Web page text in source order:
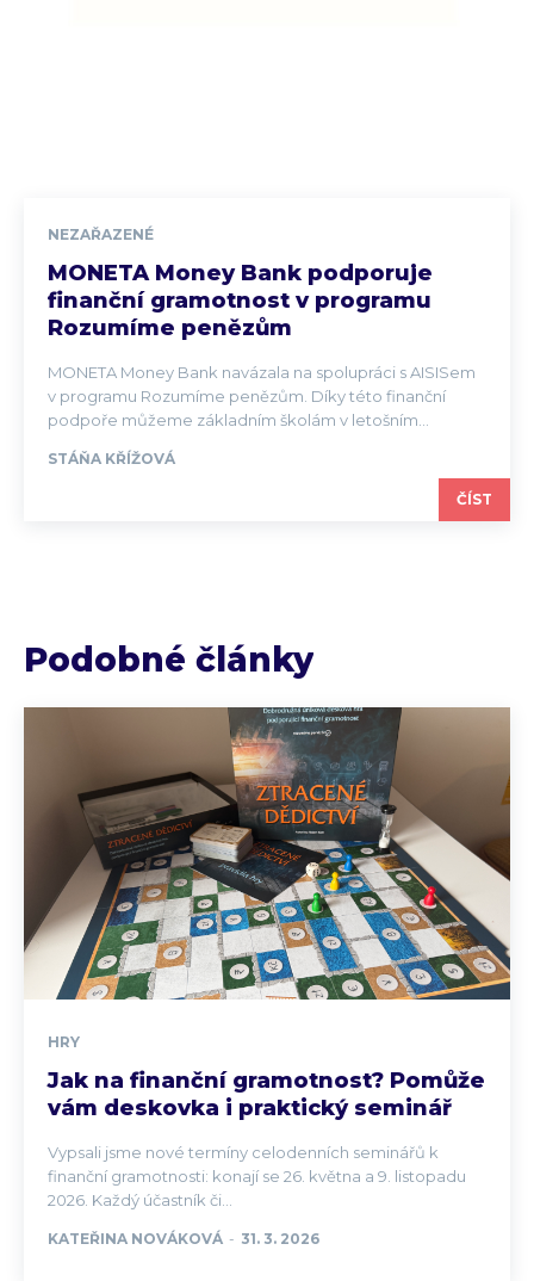
NEZAŘAZENÉ
MONETA Money Bank podporuje
finanční gramotnost v programu
Rozumíme penězům
MONETA Money Bank navázala na spolupráci s AISISem
v programu Rozumíme penězům. Díky této finanční
podpoře můžeme základním školám v letošním...
STÁŇA KŘÍŽOVÁ
ČÍST
Podobné články
HRY
Jak na finanční gramotnost? Pomůže
vám deskovka i praktický seminář
Vypsali jsme nové termíny celodenních seminářů k
finanční gramotnosti: konají se 26. května a 9. listopadu
2026. Každý účastník či...
KATEŘINA NOVÁKOVÁ - 31. 3. 2026